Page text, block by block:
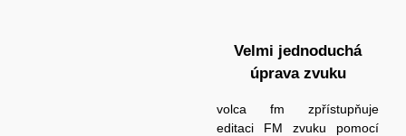
Velmi jednoduchá
úprava zvuku
volca fm zpřístupňuje
editaci FM zvuku pomocí